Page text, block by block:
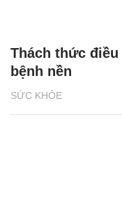
SỨC KHỎE
Thách thức
bệnh nền